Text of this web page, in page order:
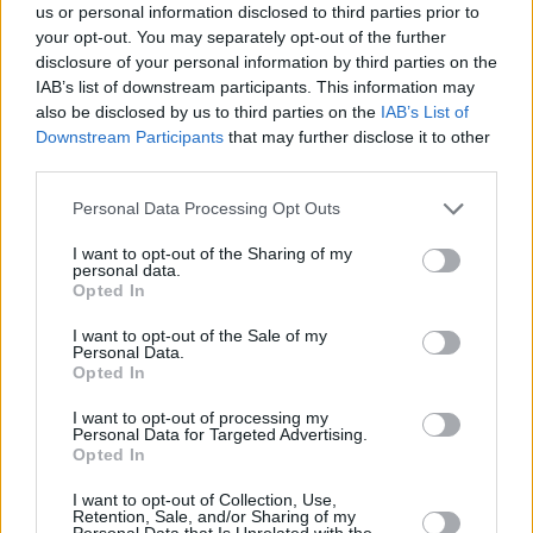
us or personal information disclosed to third parties prior to
your opt-out. You may separately opt-out of the further
disclosure of your personal information by third parties on the
IAB’s list of downstream participants. This information may
also be disclosed by us to third parties on the IAB’s List of
Downstream Participants that may further disclose it to other
Personal Data Processing Opt Outs
I want to opt-out of the Sharing of my
personal data.
Opted In
I want to opt-out of the Sale of my
Personal Data.
Opted In
I want to opt-out of processing my
Personal Data for Targeted Advertising.
Opted In
I want to opt-out of Collection, Use,
Retention, Sale, and/or Sharing of my
τους εργαζόμενους των 800 ευρώ και όσους απέχουν,
ποντάροντας στο συναίσθημα της κοινωνικής
δικαιοσύνης. Το πόσους θα μπορέσει να πείσει,
πραγματικά είναι ένα εξαιρετικά ενδιαφέρον στοίχημα...
3. Η επιλογή προσώπων για τα ψηφοδέλτια, αποτελεί το
"κερασάκι στην τούρτα" για τους δύο μονομάχους.
Απευθύνονται σε κοινό ακροατήριο και μπορεί να δούμε
γυρολόγους που κάποτε έφυγαν από το ΠΑΣΟΚ, πήγαν
στον ΣΥΡΙΖΑ και τώρα μπορεί να επιστρέψουν πάλι στο
ΠΑΣΟΚ ή να πάνε στο κόμμα του Τσίπρα. Και μόνο ως
εικόνα να το συλλάβει κάποιος, είναι αρκετό για να βγάλει
τα συμπεράσματα του. Η αποθέωση της γελοιότητας για